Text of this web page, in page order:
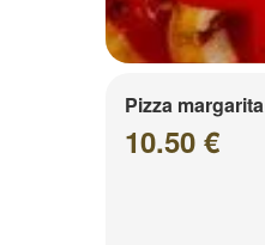
Pizza margarita
10.50 €